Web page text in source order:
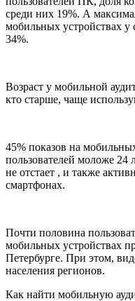
среди них 19%. А
мобильных устройствах
34%.
Возраст у мобильной
кто старше, чаще
45% показов на
пользователей моложе 24
не отстает , и также
смартфонах.
Почти половина
мобильных устройствах
Петербурге. При этом,
населения регионов.
Как найти мобильную